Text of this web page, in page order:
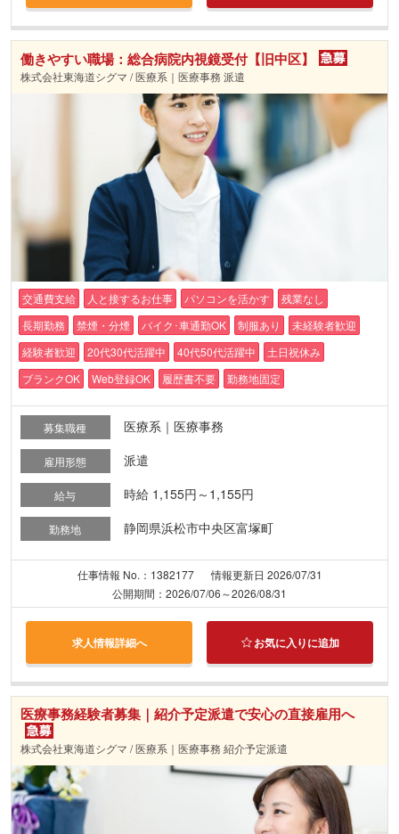
働きやすい職場：総合病院内視鏡受付【旧中区】
株式会社東海道シグマ / 医療系｜医療事務 派遣
交通費支給 人と接するお仕事 パソコンを活かす
残業なし
長期勤務
禁煙・分煙 バイク･車通勤OK 制服あり
未経験者歓迎
経験者歓迎
20代30代活躍中 40代50代活躍中
土日祝休み
ブランクOK
Web登録OK 履歴書不要 勤務地固定
募集職種 医療系｜医療事務
雇用形態 派遣
給与 時給 1,155円～1,155円
勤務地 静岡県浜松市中央区富塚町
仕事情報 No.：1382177
情報更新日 2026/07/31
公開期間：2026/07/06～2026/08/31
求人情報詳細へ お気に入りに追加
医療事務経験者募集｜紹介予定派遣で安心の直接雇用へ
株式会社東海道シグマ / 医療系｜医療事務 紹介予定派遣